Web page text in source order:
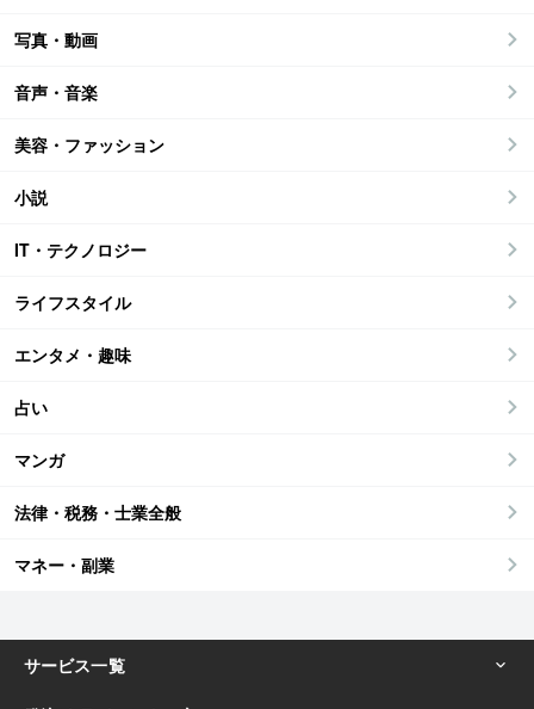
写真・動画
音声・音楽
美容・ファッション
小説
IT・テクノロジー
ライフスタイル
エンタメ・趣味
占い
マンガ
法律・税務・士業全般
マネー・副業